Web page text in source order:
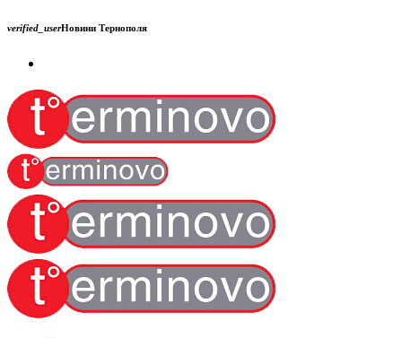
verified_userНовини Тернополя